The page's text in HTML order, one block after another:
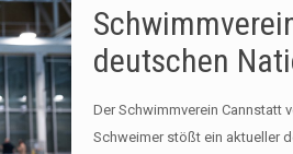
deutschen
Der Schwimmverein Cannstatt
Schweimer stößt ein aktueller